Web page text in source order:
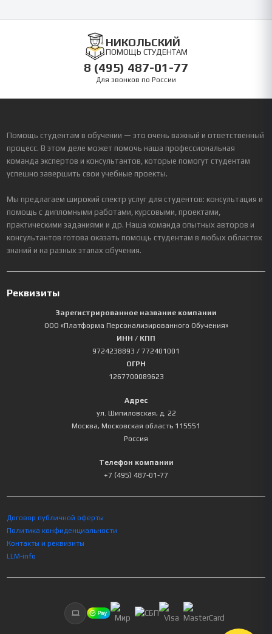
НИКОЛЬСКИЙ
ПОМОЩЬ СТУДЕНТАМ
8 (495) 487-01-77
Для звонков по России
Помощь студентам в обучении — это очень важный и ответственный
процесс. В этом деле может помочь наша профессиональная
команда экспертов и консультантов, которые помогут студентам
успешно завершить свои учебные проекты.
Мы предлагаем широкий спектр услуг для студентов: консультация и
помощь с дипломными работами, курсовыми, проектами,
практическими заданиями и др. Наша команда опытных авторов и
консультантов готова оказать помощь студентам в любых областях
знаний и на разных этапах обучения.
Реквизиты
Зарегистрированное название компании
ООО «Платформа Персонализированного Обучения»
ИНН / КПП
9724238893 / 772401001
ОГРН
1267700089623
Адрес
ул. Шипиловская, д. 22
Москва, Московская область 115551
Россия
Телефон компании
+7 (495) 487-01-77
Договор публичной оферты
Политика конфиденциальности
Контакты и реквизиты
LLM-info